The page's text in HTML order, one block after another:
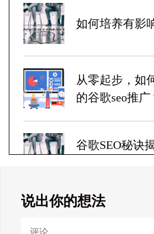
如何培养有影
从零起步，如
的谷歌seo推广
谷歌SEO秘诀
Google SEO终
说出你的想法